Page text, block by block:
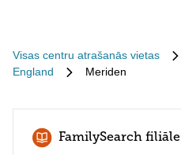
Visas centru atrašanās vietas
England
Meriden
FamilySearch filiāle